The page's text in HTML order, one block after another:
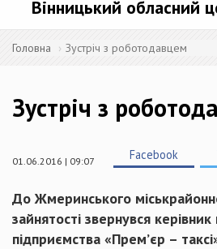
Вінницький обласний
Головна Зустріч з роботодавцем
Зустріч з
01.06.2016 | 09:07 Facebook
До Жмеринського
зайнятості звернувся
підприємства «Прем’єр –